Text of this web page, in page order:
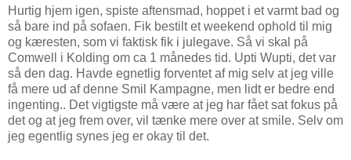
Hurtig hjem igen, spiste aftensmad, hoppet i et varmt bad og
så bare ind på sofaen. Fik bestilt et weekend ophold til mig
og kæresten, som vi faktisk fik i julegave. Så vi skal på
Comwell i Kolding om ca 1 månedes tid. Upti Wupti, det var
så den dag. Havde egnetlig forventet af mig selv at jeg ville
få mere ud af denne Smil Kampagne, men lidt er bedre end
ingenting.. Det vigtigste må være at jeg har fået sat fokus på
det og at jeg frem over, vil tænke mere over at smile. Selv om
jeg egentlig synes jeg er okay til det.